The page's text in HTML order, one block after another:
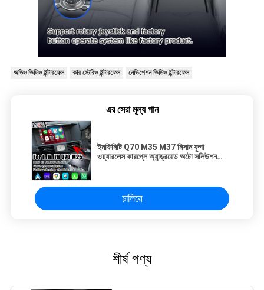
অডিও ভিডিও ইন্টারফেস কার স্টেরিও ইন্টারফেস নেভিগেশন ভিডিও ইন্টারফেস
এর সেরা মূল্য পান
ইনফিনিটি Q70 M35 M37 নিসান ফুগা
ওয়্যারলেস কারপ্লে অ্যান্ড্রয়েড অটো সলিউশন
চালিয়ে
শীর্ষ পণ্য